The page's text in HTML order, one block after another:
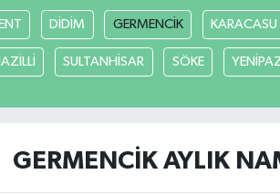
DİDİM GERMENCİK KARACASU
SULTANHİSAR SÖKE
GERMENCİK AYLIK